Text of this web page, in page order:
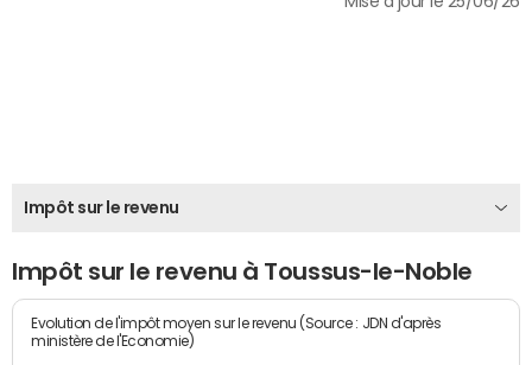
Impôt sur le revenu
Impôt sur le revenu à Toussus-le-Noble
Evolution de l'impôt moyen sur le revenu (Source : JDN d'après
ministère de l'Economie)